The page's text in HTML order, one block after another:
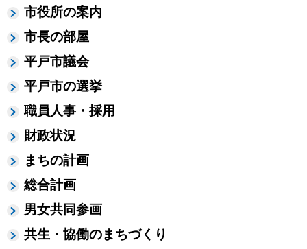
市役所の案内
市長の部屋
平戸市議会
平戸市の選挙
職員人事・採用
財政状況
まちの計画
総合計画
男女共同参画
共生・協働のまちづくり